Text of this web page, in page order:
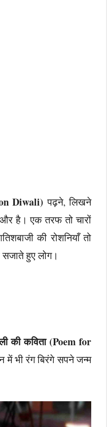
Diwali) पढ़ने, लिखने
है। एक तरफ तो चारों
की रोशनियाँ तो
सजाते हुए लोग।
की कविता (Poem for
में भी रंग बिरंगे सपने जन्म